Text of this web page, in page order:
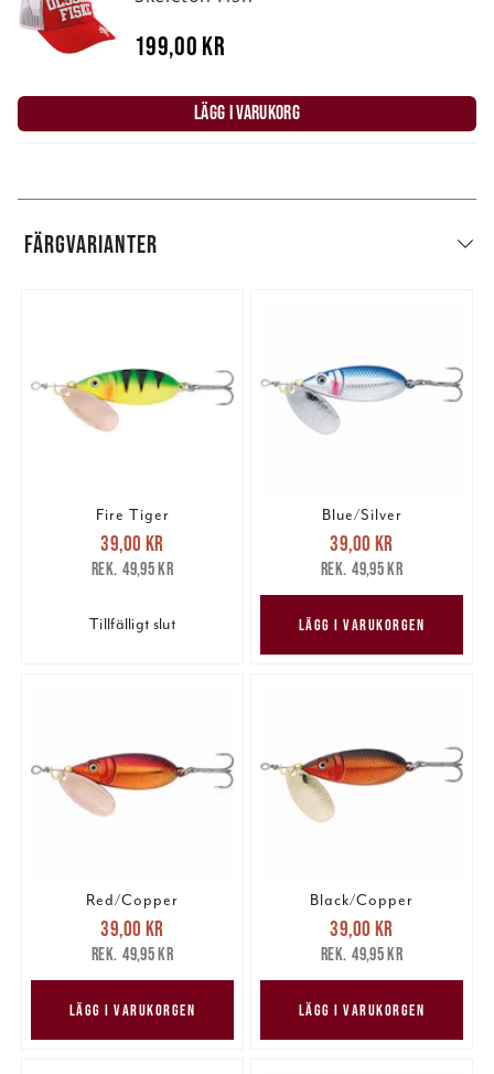
199,00 kr
LÄGG I VARUKORG
FÄRGVARIANTER
Fire Tiger
Nuvarande pris
39,00 krTidigare pris
49,95 kr
39,00 kr
49,95 kr
Tillfälligt slut
Blue/Silver
Nuvarande pris
39,00 krTidigare pris
49,95 kr
39,00 kr
49,95 kr
LÄGG I VARUKORGEN
Red/Copper
Nuvarande pris
39,00 krTidigare pris
49,95 kr
39,00 kr
49,95 kr
LÄGG I VARUKORGEN
Black/Copper
Nuvarande pris
39,00 krTidigare pris
49,95 kr
39,00 kr
49,95 kr
LÄGG I VARUKORGEN